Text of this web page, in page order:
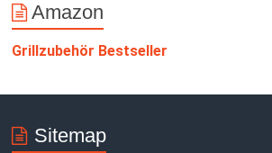
Amazon
Grillzubehör Bestseller
Sitemap